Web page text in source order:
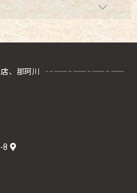
、那珂川
8